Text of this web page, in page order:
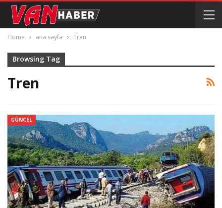
Home ana sayfa Tren
Browsing Tag
Tren
GÜNCEL